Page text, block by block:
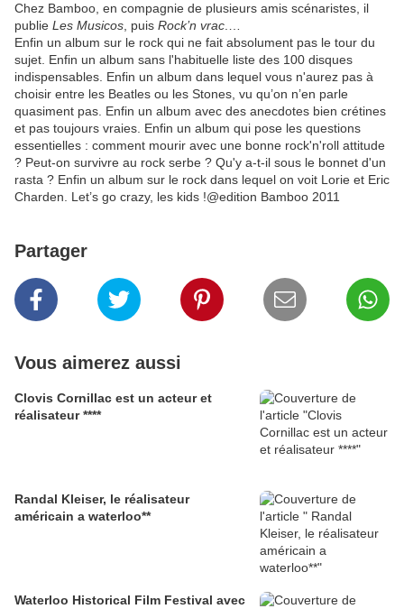
Chez Bamboo, en compagnie de plusieurs amis scénaristes, il
publie Les Musicos , puis Rock’n vrac
Enfin un album sur le rock qui ne fait absolument pas le tour du
sujet. Enfin un album sans l'habituelle liste des 100 disques
indispensables. Enfin un album dans lequel vous n'aurez pas à
choisir entre les Beatles ou les Stones, vu qu’on n’en parle
quasiment pas. Enfin un album avec des anecdotes bien crétines
et pas toujours vraies. Enfin un album qui pose les questions
essentielles : comment mourir avec une bonne rock'n'roll attitude
? Peut-on survivre au rock serbe ? Qu'y a-t-il sous le bonnet d'un
rasta ? Enfin un album sur le rock dans lequel on voit Lorie et Eric
Charden. Let’s go crazy, les kids !@edition Bamboo 2011
Partager
Vous aimerez aussi
Clovis Cornillac est un acteur et
réalisateur ****
Randal Kleiser, le réalisateur
américain a waterloo**
Waterloo Historical Film Festival avec